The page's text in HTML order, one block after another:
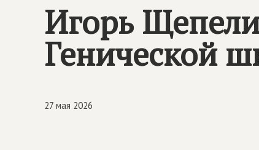
Игорь
Генической
27 мая 2026